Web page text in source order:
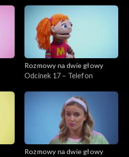
Rozmowy na dwie głowy
Odcinek 17 – Telefon
Rozmowy na dwie głowy